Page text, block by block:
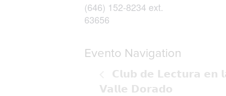
(646) 152-8234 ext.
63656
Evento Navigation
𝗖𝗹𝘂𝗯 𝗱𝗲 𝗟𝗲𝗰𝘁𝘂𝗿𝗮 𝗲𝗻
𝗩𝗮𝗹𝗹𝗲 𝗗𝗼𝗿𝗮𝗱𝗼